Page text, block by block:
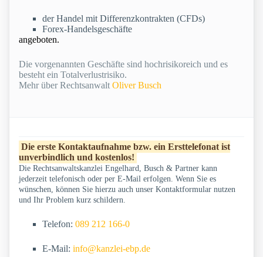
der Handel mit Differenzkontrakten (CFDs)
Forex-Handelsgeschäfte
angeboten.
Die vorgenannten Geschäfte sind hochrisikoreich und es
besteht ein Totalverlustrisiko.
Mehr über Rechtsanwalt Oliver Busch
Die erste Kontaktaufnahme bzw. ein Ersttelefonat ist
unverbindlich und kostenlos!
Die Rechtsanwaltskanzlei Engelhard, Busch & Partner kann
jederzeit telefonisch oder per E-Mail erfolgen. Wenn Sie es
wünschen, können Sie hierzu auch unser Kontaktformular nutzen
und Ihr Problem kurz schildern.
Telefon: 089 212 166-0
E-Mail: info@kanzlei-ebp.de